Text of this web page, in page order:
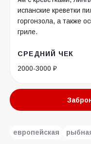
испанские креветки
горгонзола, а также
гриле.
СРЕДНИЙ ЧЕК
2000-3000 ₽
европейская